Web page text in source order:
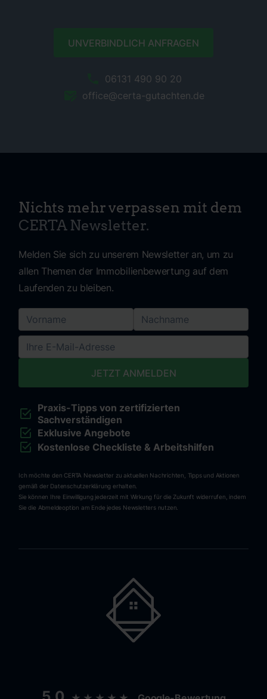
UNVERBINDLICH ANFRAGEN
06131 490 90 20
office@certa-gutachten.de
Nichts mehr verpassen mit dem
CERTA Newsletter.
Melden Sie sich zu unserem Newsletter an, um zu
allen Themen der Immobilienbewertung auf dem
Laufenden zu bleiben.
Praxis-Tipps von zertifizierten
Sachverständigen
Exklusive Angebote
Kostenlose Checkliste & Arbeitshilfen
Ich möchte den CERTA Newsletter zu aktuellen Nachrichten, Tipps und Aktionen
gemäß der Datenschutzerklärung erhalten.
Sie können Ihre Einwilligung jederzeit mit Wirkung für die Zukunft widerrufen, indem
Sie die Abmeldeoption am Ende jedes Newsletters nutzen.